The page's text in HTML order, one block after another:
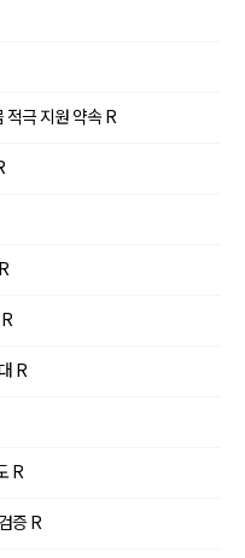
적극 지원 약속 R
R
R
증 R